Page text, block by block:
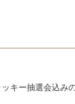
キー抽選会込み